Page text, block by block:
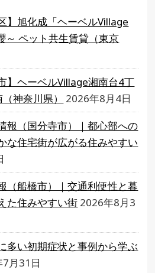
】旭化成「ヘーベルVillage
～ ペット共生賃貸（東京
】ヘーベルVillage湘南台4丁
神奈川県）
2026年8月4日
報（国分寺市）｜都心部への
な住宅街が広がる住みやすい
（船橋市）｜交通利便性と暮
た住みやすい街 2026年8月3
多い初期症状と事例から学ぶ
月31日